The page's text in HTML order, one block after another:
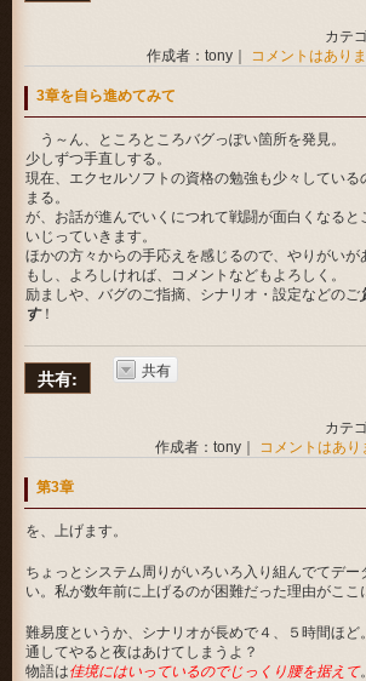
カテ
作成者：tony｜ コメントはあり
3章を自ら進めてみて
う～ん、ところところバグっぽい箇所を発見。
少しずつ手直しする。
現在、エクセルソフトの資格の勉強も少々している
まる。
が、お話が進んでいくにつれて戦闘が面白くなると
いじっていきます。
ほかの方々からの手応えを感じるので、やりがいが
もし、よろしければ、コメントなどもよろしく。
励ましや、バグのご指摘、シナリオ・設定などのご
す！
共有: 共有
カテ
作成者：tony｜
コメントはあり
第3章
を、上げます。
ちょっとシステム周りがいろいろ入り組んでてデー
い。私が数年前に上げるのが困難だった理由がここ
難易度というか、シナリオが長めで４、５時間ほど。
通してやると夜はあけてしまうよ？
物語は佳境にはいっているのでじっくり腰を据えて。